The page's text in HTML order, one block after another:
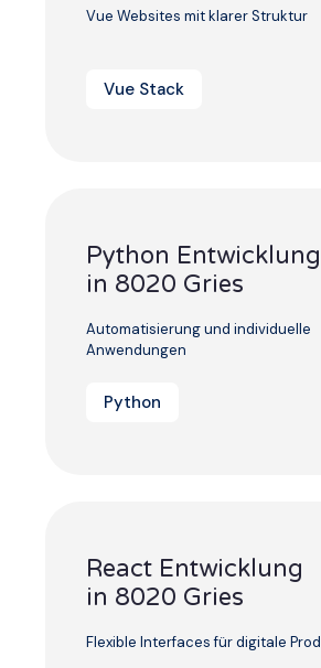
Vue Websites mit klarer Struktur
Vue Stack
Python Entwicklung
in 8020 Gries
Automatisierung und individuelle
Anwendungen
Python
React Entwicklung
in 8020 Gries
Flexible Interfaces für digitale